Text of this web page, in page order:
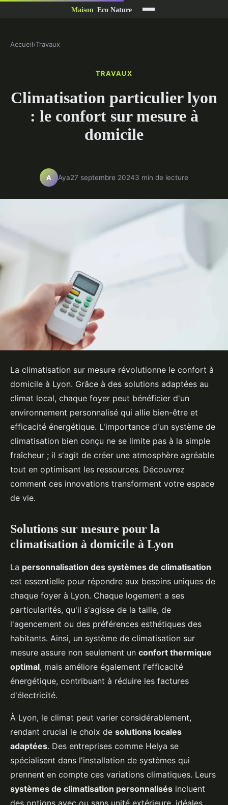
Accueil›Travaux
TRAVAUX
Climatisation particulier lyon
: le confort sur mesure à
domicile
A Aya27 septembre 20243 min de lecture
La climatisation sur mesure révolutionne le confort à
domicile à Lyon. Grâce à des solutions adaptées au
climat local, chaque foyer peut bénéficier d'un
environnement personnalisé qui allie bien-être et
efficacité énergétique. L'importance d'un système de
climatisation bien conçu ne se limite pas à la simple
fraîcheur ; il s'agit de créer une atmosphère agréable
tout en optimisant les ressources. Découvrez
comment ces innovations transforment votre espace
de vie.
Solutions sur mesure pour la
climatisation à domicile à Lyon
La personnalisation des systèmes de climatisation
est essentielle pour répondre aux besoins uniques de
chaque foyer à Lyon. Chaque logement a ses
particularités, qu'il s'agisse de la taille, de
l'agencement ou des préférences esthétiques des
habitants. Ainsi, un système de climatisation sur
mesure assure non seulement un confort thermique
optimal, mais améliore également l'efficacité
énergétique, contribuant à réduire les factures
d'électricité.
À Lyon, le climat peut varier considérablement,
rendant crucial le choix de solutions locales
adaptées. Des entreprises comme Helya se
spécialisent dans l'installation de systèmes qui
prennent en compte ces variations climatiques. Leurs
systèmes de climatisation personnalisés incluent